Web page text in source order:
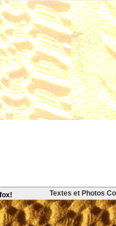
Textes et Photos